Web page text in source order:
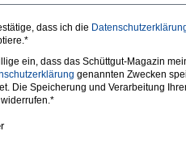
dass ich die
ein, dass das Schüttgut-Magazin
genannten Zwecken
Die Speicherung und Verarbeitung